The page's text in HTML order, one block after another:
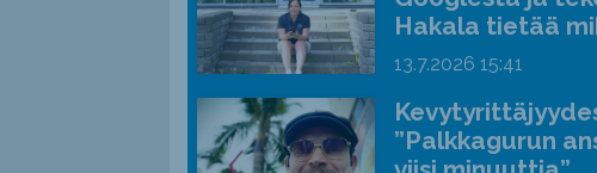
Hakala tietää
13.7.2026 15:41
”Palkkagurun